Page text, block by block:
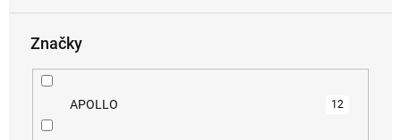
Značky
APOLLO 12